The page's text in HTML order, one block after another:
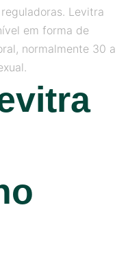
Levitra
em forma de
normalmente 30 a